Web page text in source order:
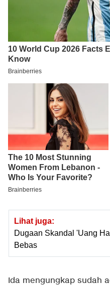
Lihat juga:
Dugaan Skandal 'Uang
Bebas
Ida mengungkap sudah